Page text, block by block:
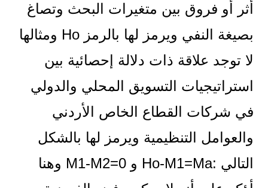
أثر أو فروق بين متغيرات البحث وتصاغ
بصيغة النفي ويرمز لها بالرمز Ho ومثالها
لا توجد علاقة ذات دلالة إحصائية بين
استراتيجيات التسويق المحلي والدولي
في شركات القطاع الخاص الأردني
والعوامل التنظيمية ويرمز لها بالشكل
التالي :Ho-M1=Ma و 0=M1-M2 وهنا